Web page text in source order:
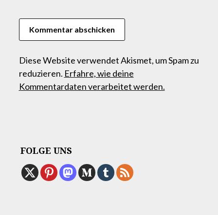
Diese Website verwendet Akismet, um Spam zu
reduzieren. Erfahre, wie deine
Kommentardaten verarbeitet werden.
FOLGE UNS